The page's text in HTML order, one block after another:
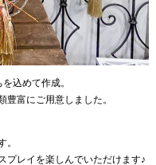
込めて作成。
富にご用意しました。
。
プレイを楽しんでいただけます♪